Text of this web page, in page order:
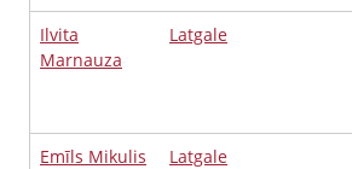
Ilvita
Marnauza
Latgale
Emīls Mikulis Latgale